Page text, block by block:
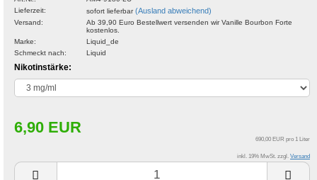
Lieferzeit:
sofort lieferbar(Ausland abweichend)
Versand:
Ab 39,90 Euro Bestellwert versenden wir Vanille Bourbon Forte
kostenlos.
Marke:
Liquid_de
Schmeckt nach:
Liquid
Nikotinstärke:
6,90 EUR
690,00 EUR pro 1 Liter
inkl. 19% MwSt. zzgl. Versand